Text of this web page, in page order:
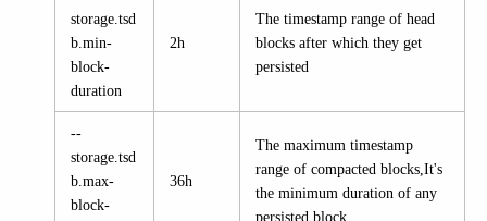
storage.tsd
b.min-
block-
duration
2h
The timestamp range of head
blocks after which they get
persisted
--
storage.tsd
b.max-
block-
36h
The maximum timestamp
range of compacted blocks,It's
the minimum duration of any
persisted block.